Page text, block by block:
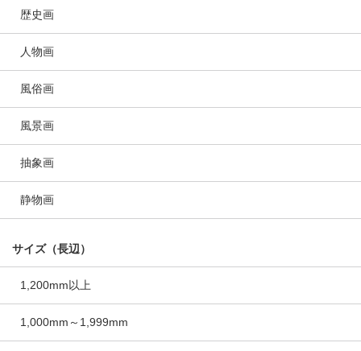
歴史画
人物画
風俗画
風景画
抽象画
静物画
サイズ（長辺）
1,200mm以上
1,000mm～1,999mm